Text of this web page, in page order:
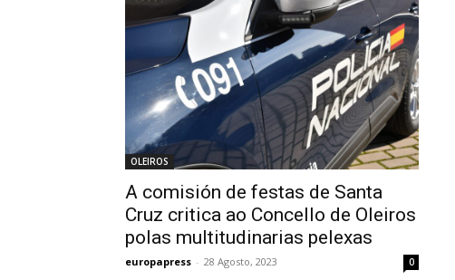
OLEIROS
A comisión de festas de Santa
Cruz critica ao Concello de Oleiros
polas multitudinarias pelexas
europapress - 28 Agosto, 2023 0